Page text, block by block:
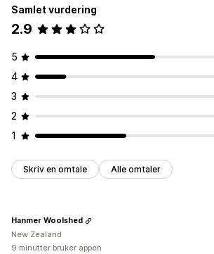
Automatisk tagging
Samlet vurdering
2.9
5
4
3
2
1
Skriv en omtale Alle omtaler
Hanmer Woolshed
New Zealand
9 minutter bruker appen